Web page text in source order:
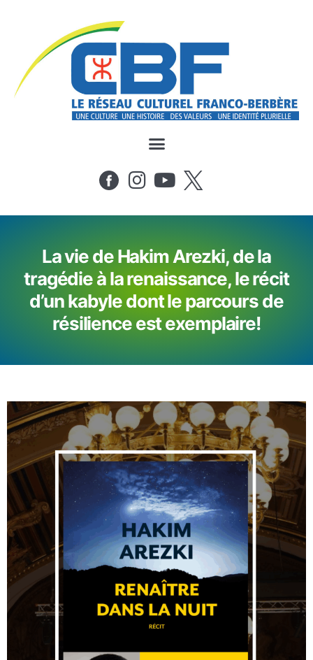
La vie de Hakim Arezki, de la
tragédie à la renaissance, le récit
d’un kabyle dont le parcours de
résilience est exemplaire!